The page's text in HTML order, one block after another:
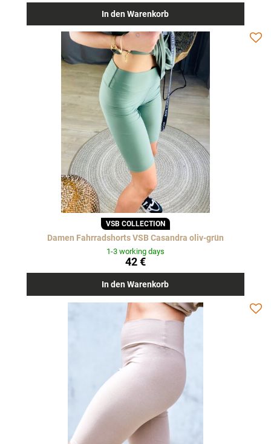
In den Warenkorb
VSB COLLECTION
Damen Fahrradshorts VSB Casandra oliv-grün
1-3 working days
42 €
In den Warenkorb